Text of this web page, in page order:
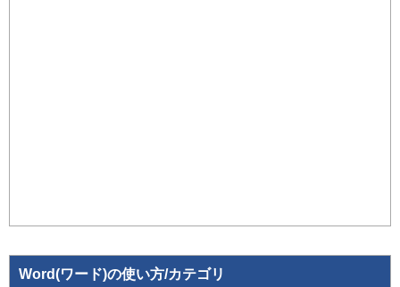
Word(ワード)の使い方/カテゴリ